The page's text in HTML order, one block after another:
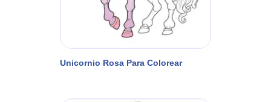
Unicornio Rosa Para Colorear